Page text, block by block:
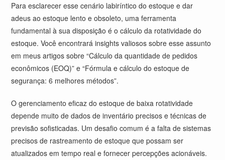
Para esclarecer esse cenário labiríntico do estoque e dar
adeus ao estoque lento e obsoleto, uma ferramenta
fundamental à sua disposição é o cálculo da rotatividade do
estoque. Você encontrará insights valiosos sobre esse assunto
em meus artigos sobre “Cálculo da quantidade de pedidos
econômicos (EOQ)” e “Fórmula e cálculo do estoque de
segurança: 6 melhores métodos”.
O gerenciamento eficaz do estoque de baixa rotatividade
depende muito de dados de inventário precisos e técnicas de
previsão sofisticadas. Um desafio comum é a falta de sistemas
precisos de rastreamento de estoque que possam ser
atualizados em tempo real e fornecer percepções acionáveis.